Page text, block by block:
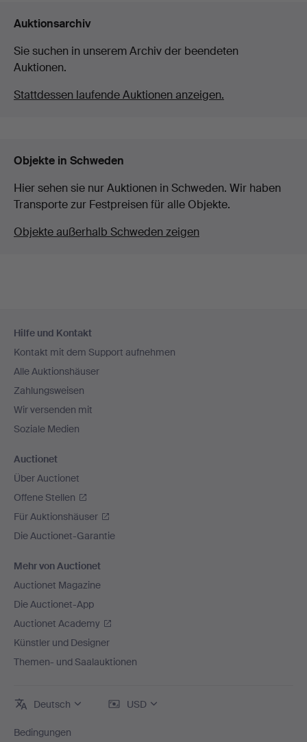
Auktionsarchiv
Sie suchen in unserem Archiv der beendeten
Auktionen.
Stattdessen laufende Auktionen anzeigen.
Objekte in Schweden
Hier sehen sie nur Auktionen in Schweden. Wir haben
Transporte zur Festpreisen für alle Objekte.
Objekte außerhalb Schweden zeigen
Navigation
Hilfe und Kontakt
Kontakt mit dem Support aufnehmen
Alle Auktionshäuser
Zahlungsweisen
Wir versenden mit
Soziale Medien
Auctionet
Über Auctionet
Offene Stellen
Für Auktionshäuser
Die Auctionet-Garantie
Mehr von Auctionet
Auctionet Magazine
Die Auctionet-App
Auctionet Academy
Künstler und Designer
Themen- und Saalauktionen
Deutsch USD
Bedingungen